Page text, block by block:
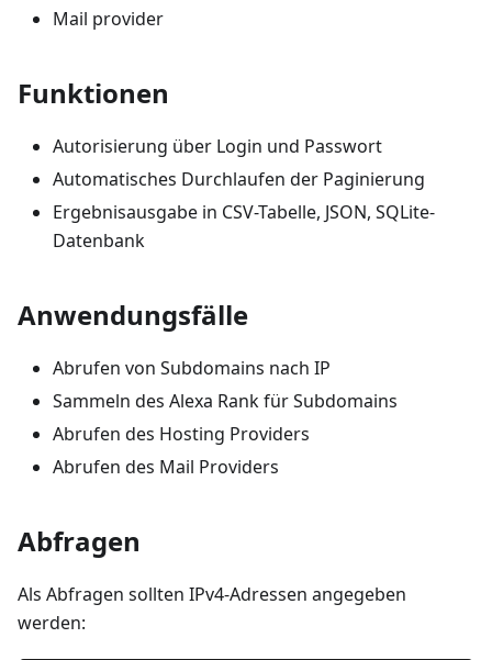
Mail provider
Funktionen
Autorisierung über Login und Passwort
Automatisches Durchlaufen der Paginierung
Ergebnisausgabe in CSV-Tabelle, JSON, SQLite-
Datenbank
Anwendungsfälle
Abrufen von Subdomains nach IP
Sammeln des Alexa Rank für Subdomains
Abrufen des Hosting Providers
Abrufen des Mail Providers
Abfragen
Als Abfragen sollten IPv4-Adressen angegeben
werden: